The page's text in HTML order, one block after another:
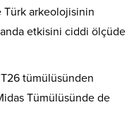
arkeolojisinin
etkisini ciddi ölçüde
tümülüsünden
Tümülüsünde de